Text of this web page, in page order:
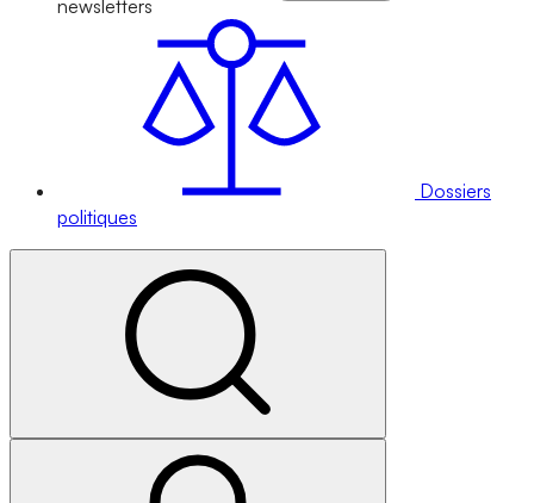
newsletters
Dossiers
politiques